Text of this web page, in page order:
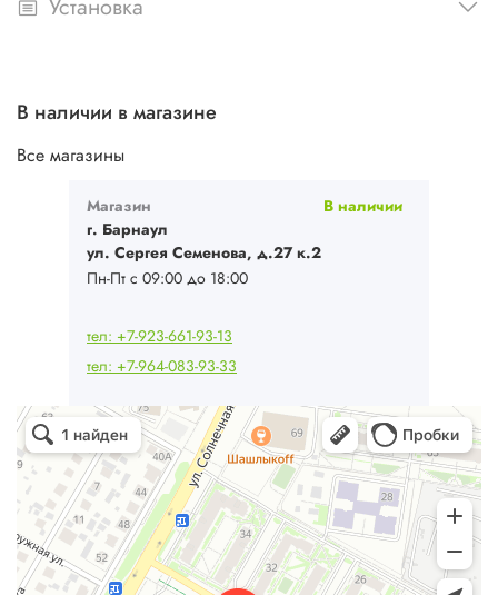
Установка
В наличии в магазине
Все магазины
Магазин
В наличии
г. Барнаул
ул. Сергея Семенова, д.27 к.2
Пн-Пт с 09:00 до 18:00
тел: +7-923-661-93-13
тел: +7-964-083-93-33
Ваш Климат
Кондиционеры в Барнауле
Системы вентиляции в Барнауле